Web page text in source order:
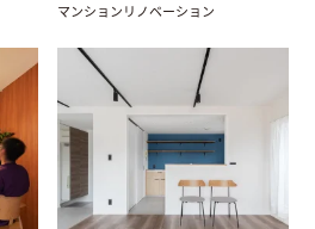
マンションリノベーション